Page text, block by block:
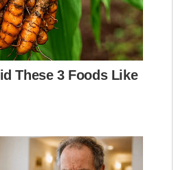
seksual, cedera
menuntut
ibu wanita
untuk urusan
berada di bawah